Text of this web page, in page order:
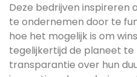
Deze bedrijven inspireren
te ondernemen door te
hoe het mogelijk is om
tegelijkertijd de planeet
transparantie over hun